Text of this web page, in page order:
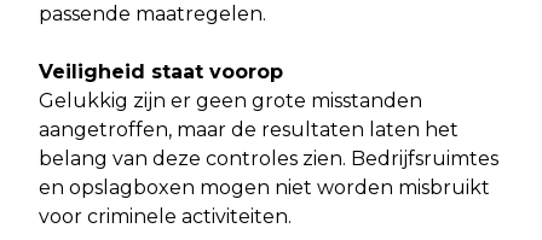
passende maatregelen.
Veiligheid staat voorop
Gelukkig zijn er geen grote misstanden
aangetroffen, maar de resultaten laten het
belang van deze controles zien. Bedrijfsruimtes
en opslagboxen mogen niet worden misbruikt
voor criminele activiteiten.